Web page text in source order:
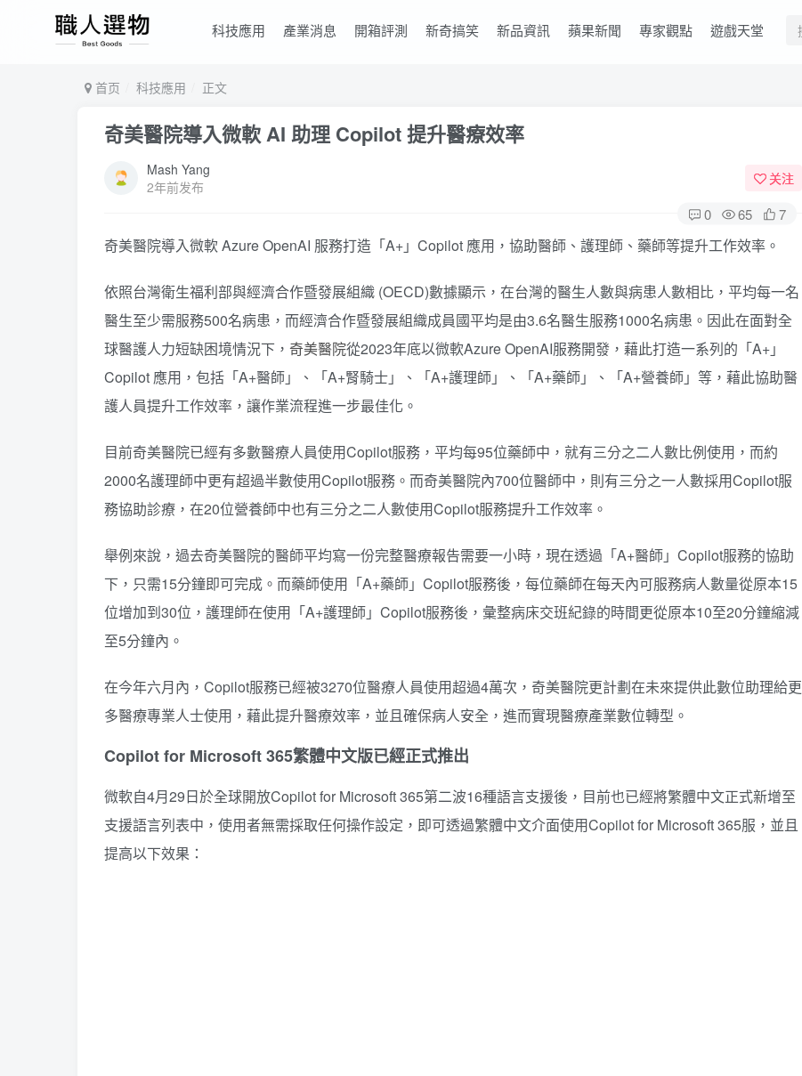
科技應用 產業消息 開箱評測 新奇搞笑 新品資訊 蘋果新聞 專家觀點 遊戲天堂
首页 科技應用 正文
奇美醫院導入微軟 AI 助理 Copilot 提升醫療效率
Mash Yang
2年前发布
关注
0 65 7
奇美醫院導入微軟 Azure OpenAI 服務打造「A+」Copilot 應用，協助醫師、護理師、藥師等提升工作效率。
依照台灣衛生福利部與經濟合作暨發展組織 (OECD)數據顯示，在台灣的醫生人數與病患人數相比，平均每一名
醫生至少需服務500名病患，而經濟合作暨發展組織成員國平均是由3.6名醫生服務1000名病患。因此在面對全
球醫護人力短缺困境情況下， 奇美醫院從2023年底以微軟Azure OpenAI服務開發，藉此打造一系列的「A+」
Copilot 應用，包括「A+醫師」、「A+腎騎士」、「A+護理師」、「A+藥師」、「A+營養師」等，藉此協助醫
護人員提升工作效率，讓作業流程進一步最佳化。
目前奇美醫院已經有多數醫療人員使用Copilot服務，平均每95位藥師中，就有三分之二人數比例使用，而約
2000名護理師中更有超過半數使用Copilot服務。而奇美醫院內700位醫師中，則有三分之一人數採用Copilot服
務協助診療，在20位營養師中也有三分之二人數使用Copilot服務提升工作效率。
舉例來說，過去奇美醫院的醫師平均寫一份完整醫療報告需要一小時，現在透過「A+醫師」Copilot服務的協助
下，只需15分鐘即可完成。而藥師使用「A+藥師」Copilot服務後，每位藥師在每天內可服務病人數量從原本15
位增加到30位，護理師在使用「A+護理師」Copilot服務後，彙整病床交班紀錄的時間更從原本10至20分鐘縮減
至5分鐘內。
在今年六月內，Copilot服務已經被3270位醫療人員使用超過4萬次，奇美醫院更計劃在未來提供此數位助理給更
多醫療專業人士使用，藉此提升醫療效率，並且確保病人安全，進而實現醫療產業數位轉型。
Copilot for Microsoft 365繁體中文版已經正式推出
微軟自4月29日於全球開放Copilot for Microsoft 365第二波16種語言支援後，目前也已經將繁體中文正式新增至
支援語言列表中，使用者無需採取任何操作設定，即可透過繁體中文介面使用Copilot for Microsoft 365服，並且
提高以下效果：